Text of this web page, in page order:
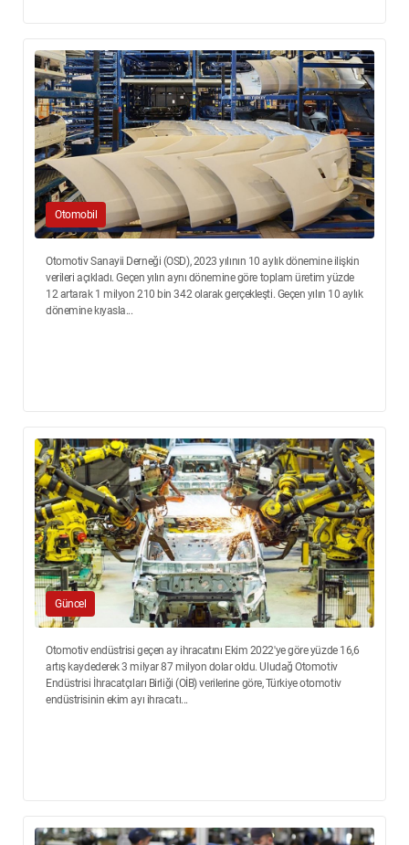
Otomobil
Otomotiv Sanayii Derneği (OSD), 2023 yılının 10 aylık dönemine ilişkin
verileri açıkladı. Geçen yılın aynı dönemine göre toplam üretim yüzde
12 artarak 1 milyon 210 bin 342 olarak gerçekleşti. Geçen yılın 10 aylık
dönemine kıyasla...
Güncel
Otomotiv endüstrisi geçen ay ihracatını Ekim 2022'ye göre yüzde 16,6
artış kaydederek 3 milyar 87 milyon dolar oldu. Uludağ Otomotiv
Endüstrisi İhracatçıları Birliği (OİB) verilerine göre, Türkiye otomotiv
endüstrisinin ekim ayı ihracatı...